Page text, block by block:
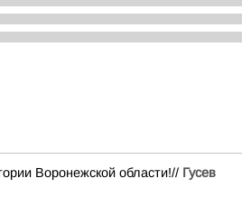
Воронежской области!// Гусев